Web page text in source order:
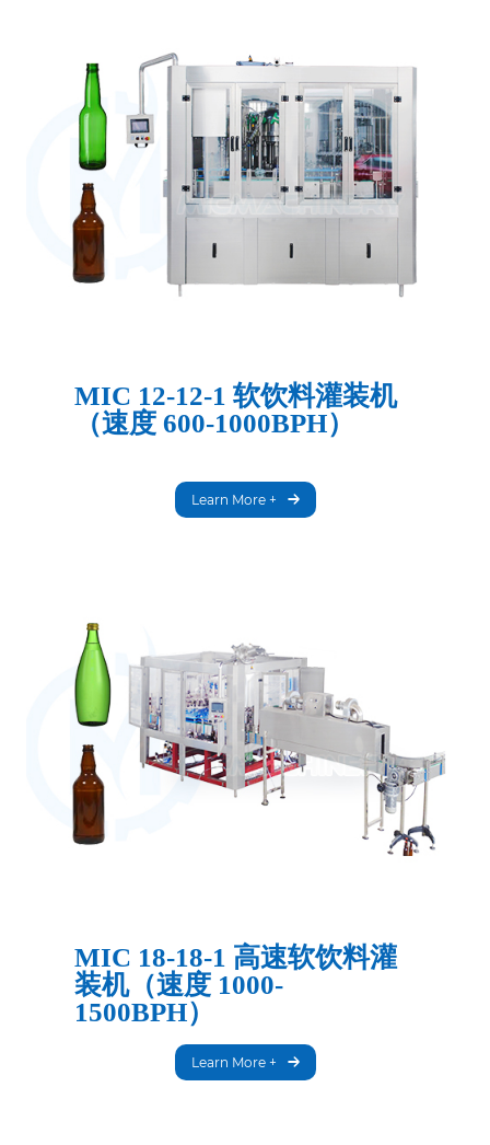
MIC 12-12-1 软饮料灌装机
（速度 600-1000BPH）
Learn More +
MIC 18-18-1 高速软饮料灌
装机（速度 1000-
1500BPH）
Learn More +